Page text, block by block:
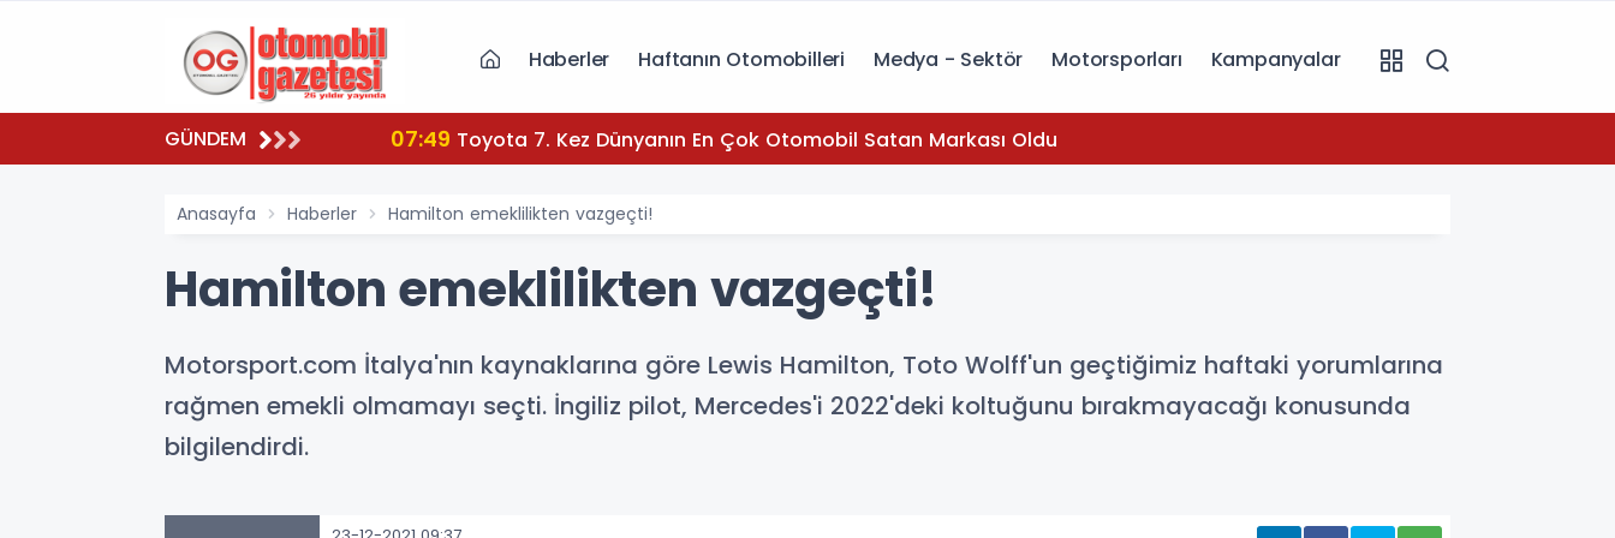
Haberler Haftanın Otomobilleri Medya - Sektör Motorsporları Kampanyalar
GÜNDEM 07:49 Toyota 7. Kez Dünyanın En Çok Otomobil Satan Markası Oldu
Anasayfa Haberler Hamilton emeklilikten vazgeçti!
Hamilton emeklilikten vazgeçti!
Motorsport.com İtalya'nın kaynaklarına göre Lewis Hamilton, Toto Wolff'un geçtiğimiz haftaki yorumlarına
rağmen emekli olmamayı seçti. İngiliz pilot, Mercedes'i 2022'deki koltuğunu bırakmayacağı konusunda
bilgilendirdi.